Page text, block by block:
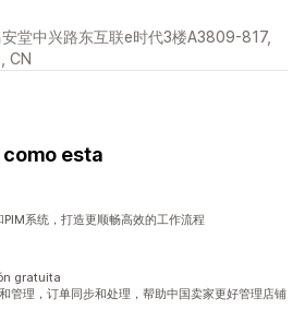
堂中兴路东互联e时代3楼A3809-817,
CN
esta
系统，打造更顺畅高效的工作流程
gratuita
管理，订单同步和处理，帮助中国卖家更好管理店铺